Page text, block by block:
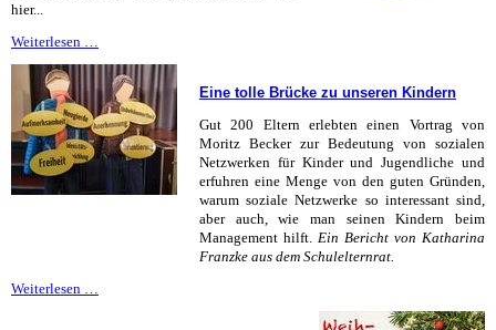
hier...
Weiterlesen …
Audioräume
Eine tolle Brücke zu unseren Kindern
Gut 200 Eltern erlebten einen Vortrag von
Moritz Becker zur Bedeutung von sozialen
Netzwerken für Kinder und Jugendliche und
erfuhren eine Menge von den guten Gründen,
warum soziale Netzwerke so interessant sind,
aber auch, wie man seinen Kindern beim
Management hilft. Ein Bericht von Katharina
Franzke aus dem Schulelternrat.
Weiterlesen …